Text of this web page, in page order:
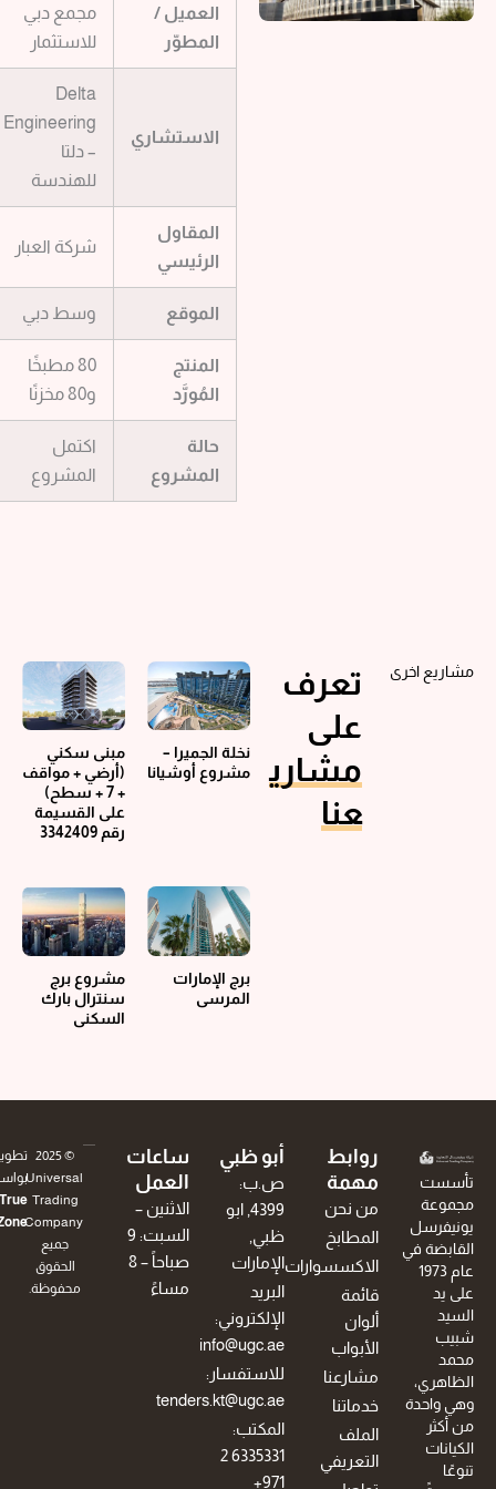
العميل /
المطوّر
مجمع دبي
للاستثمار
الاستشاري
Delta
Engineering
– دلتا
للهندسة
المقاول
الرئيسي
شركة العبار
الموقع وسط دبي
المنتج
المُورَّد
80 مطبخًا
حالة
المشروع
اكتمل
المشروع
مشاريع اخرى
تعرف
على
مشاري
عنا
نخلة الجميرا –
مشروع أوشيانا
مبنى سكني
(أرضي + مواقف
+ 7 + سطح)
على القسيمة
رقم 3342409
برج الإمارات
المرسى
مشروع برج
سنترال بارك
السكني
تأسست
مجموعة
يونيفرسل
القابضة في
عام 1973
على يد
السيد
شبيب
محمد
الظاهري،
وهي واحدة
من أكثر
الكيانات
تنوعًا
روابط
مهمة
من نحن
المطابخ
الاكسسوارات
قائمة
ألوان
الأبواب
مشارعنا
خدماتنا
الملف
التعريفي
أبو ظبي
ص.ب:
4399, ابو
ظبي,
الإمارات
البريد
الإلكتروني:
info@ugc.ae
للاستفسار:
tenders.kt@ugc.ae
المكتب:
6335331 2
971+
ساعات
العمل
الاثنين –
السبت: 9
صباحاً – 8
مساءً
© 2025
Universal
Trading
Company.
جميع
الحقوق
محفوظة.
تطوير
بواسطة
True
Zone
.